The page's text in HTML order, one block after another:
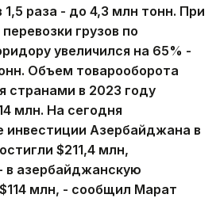
1,5 раза - до 4,3 млн тонн. При
грузов по
увеличился на 65% -
Объем товарооборота
странами в 2023 году
млн. На сегодня
инвестиции Азербайджана в
$211,4 млн,
в азербайджанскую
млн, - сообщил Марат